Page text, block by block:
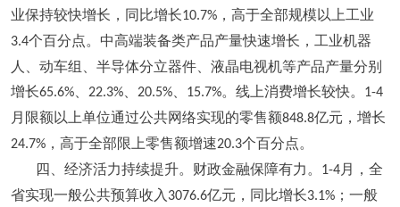
业保持较快增长， 同比增长10.7%，高于全部规模以上工业
3.4个百分点。中高端装备类产品产量快速增长，工业机器
人、动车组、半导体分立器件、液晶电视机等产品产量分别
增长65.6%、 22.3%、 20.5%、 15.7%。线上消费增长较快。 1-4
月限额以上单位通过公共网络实现的零售额848.8亿元，增长
24.7%，高于全部限上零售额增速20.3个百分点。
四、经济活力持续提升。财政金融保障有力。
1-4月，全
省实现一般公共预算收入 3076.6亿元，同比增长3.1%；一般